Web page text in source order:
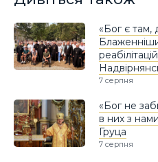
«Бог є там,
7 серпня
«Бог не
в них з
Груца
7 серпня